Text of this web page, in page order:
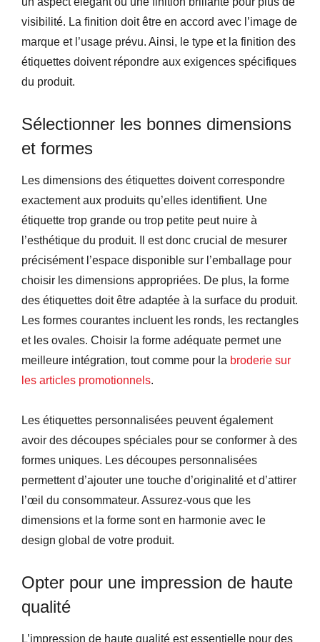
visibilité. La finition doit être en accord avec l’image de
marque et l’usage prévu. Ainsi, le type et la finition des
étiquettes doivent répondre aux exigences spécifiques
du produit.
Sélectionner les bonnes dimensions
et formes
Les dimensions des étiquettes doivent correspondre
exactement aux produits qu’elles identifient. Une
étiquette trop grande ou trop petite peut nuire à
l’esthétique du produit. Il est donc crucial de mesurer
précisément l’espace disponible sur l’emballage pour
choisir les dimensions appropriées. De plus, la forme
des étiquettes doit être adaptée à la surface du produit.
Les formes courantes incluent les ronds, les rectangles
et les ovales. Choisir la forme adéquate permet une
meilleure intégration, tout comme pour la broderie sur
les articles promotionnels.
Les étiquettes personnalisées peuvent également
avoir des découpes spéciales pour se conformer à des
formes uniques. Les découpes personnalisées
permettent d’ajouter une touche d’originalité et d’attirer
l’œil du consommateur. Assurez-vous que les
dimensions et la forme sont en harmonie avec le
design global de votre produit.
Opter pour une impression de haute
qualité
L’impression de haute qualité est essentielle pour des